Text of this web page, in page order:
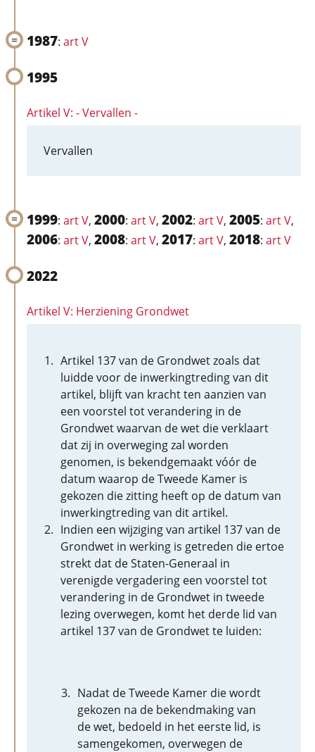
1987: art V
1995
Artikel V: - Vervallen -
Vervallen
1999: art V, 2000: art V, 2002: art V, 2005: art V,
2006: art V, 2008: art V, 2017: art V, 2018: art V
2022
Artikel V: Herziening Grondwet
Artikel 137 van de Grondwet zoals dat
luidde voor de inwerkingtreding van dit
artikel, blijft van kracht ten aanzien van
een voorstel tot verandering in de
Grondwet waarvan de wet die verklaart
dat zij in overweging zal worden
genomen, is bekendgemaakt vóór de
datum waarop de Tweede Kamer is
gekozen die zitting heeft op de datum van
inwerkingtreding van dit artikel.
Indien een wijziging van artikel 137 van de
Grondwet in werking is getreden die ertoe
strekt dat de Staten-Generaal in
verenigde vergadering een voorstel tot
verandering in de Grondwet in tweede
lezing overwegen, komt het derde lid van
artikel 137 van de Grondwet te luiden:
Nadat de Tweede Kamer die wordt
gekozen na de bekendmaking van
de wet, bedoeld in het eerste lid, is
samengekomen, overwegen de